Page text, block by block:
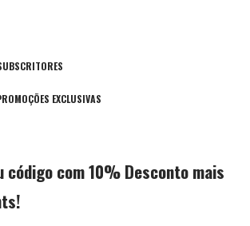
EXCLUSIVAS
código com 10% Desconto mais